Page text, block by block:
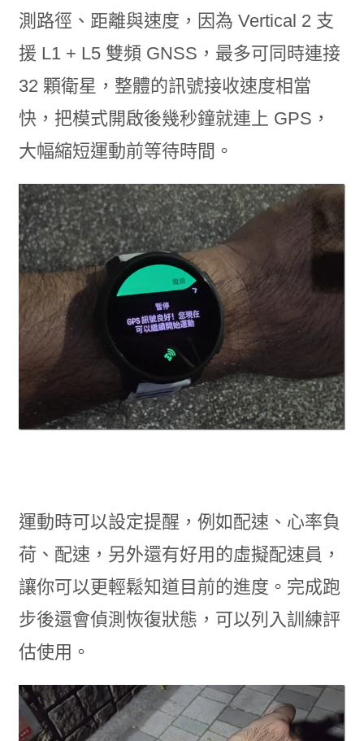
測路徑、距離與速度，因為 Vertical 2 支
援 L1 + L5 雙頻 GNSS，最多可同時連接
32 顆衛星，整體的訊號接收速度相當
快，把模式開啟後幾秒鐘就連上 GPS，
大幅縮短運動前等待時間。
運動時可以設定提醒，例如配速、心率負
荷、配速，另外還有好用的虛擬配速員，
讓你可以更輕鬆知道目前的進度。完成跑
步後還會偵測恢復狀態，可以列入訓練評
估使用。